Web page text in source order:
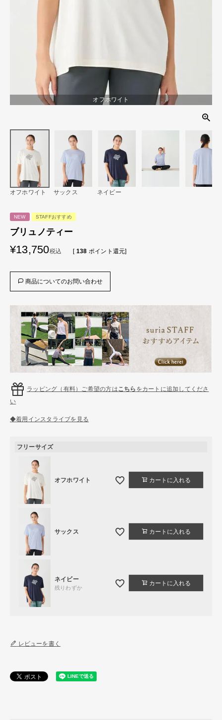
オフホワイト
オフホワイト サックス ネイビー
NEW STAFFおすすめ
ブリュノティー
¥13,750税込 [ 138 ポイント還元]
商品についてのお問い合わせ
ラッピング（有料）ご希望の方はこちら をカートに追加してくださ
い
◆着用インスタライブを見る
フリーサイズ
オフホワイト カートに入れる
サックス カートに入れる
ネイビー
残りわずか
カートに入れる
レビューを書く